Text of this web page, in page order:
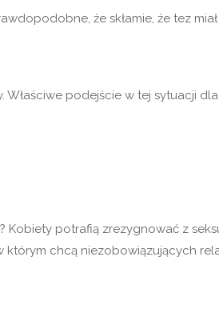
że skłamie, że tez
Właściwe podejście w tej sytuacji
potrafią zrezygnować z
chcą niezobowiązujących